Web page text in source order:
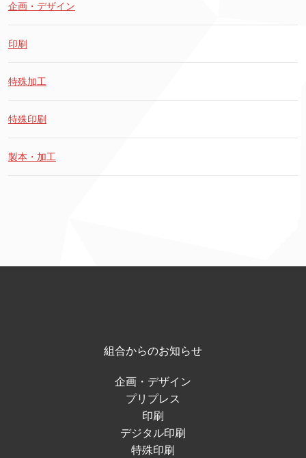
企画・デザイン
印刷
特殊加工
特殊印刷
製本・加工
組合からのお知らせ
企画・デザイン
プリプレス
印刷
デジタル印刷
特殊印刷